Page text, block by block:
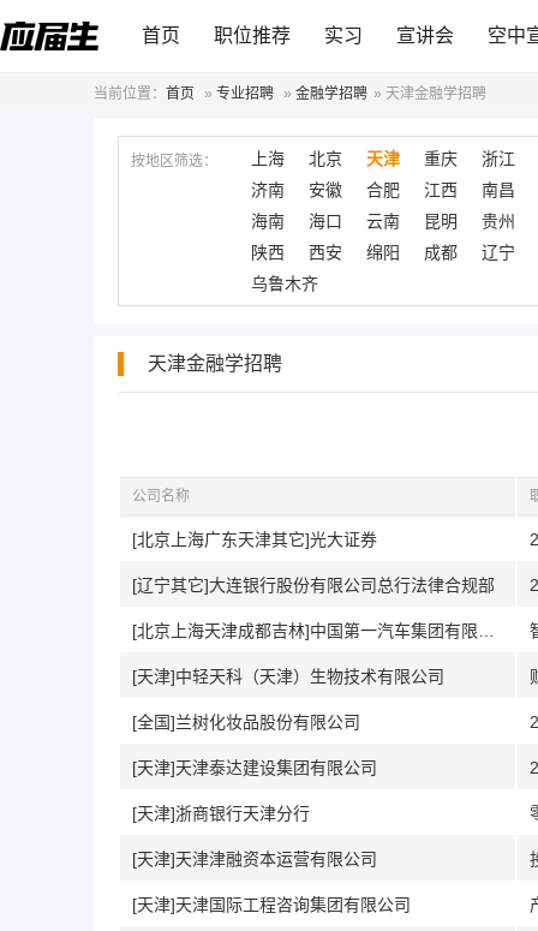
首页 职位推荐 实习 宣讲会 空中
当前位置： 首页 » 专业招聘 » 金融学招聘 » 天津金融学招聘
按地区筛选： 上海 北京 天津 重庆
浙江
济南
安徽 合肥 江西
南昌
海南
海口 云南 昆明
贵州
陕西
西安 绵阳 成都
辽宁
乌鲁木齐
天津金融学招聘
公司名称
[北京上海广东天津其它]光大证券
[辽宁其它]大连银行股份有限公司总行法律合规部
[天津]中轻天科（天津）生物技术有限公司
[全国]兰树化妆品股份有限公司
[天津]天津泰达建设集团有限公司
[天津]浙商银行天津分行
[天津]天津津融资本运营有限公司
[天津]天津国际工程咨询集团有限公司